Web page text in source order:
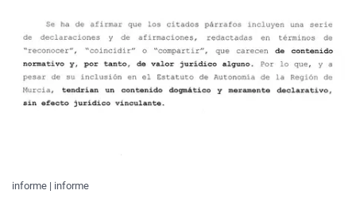
informe | informe